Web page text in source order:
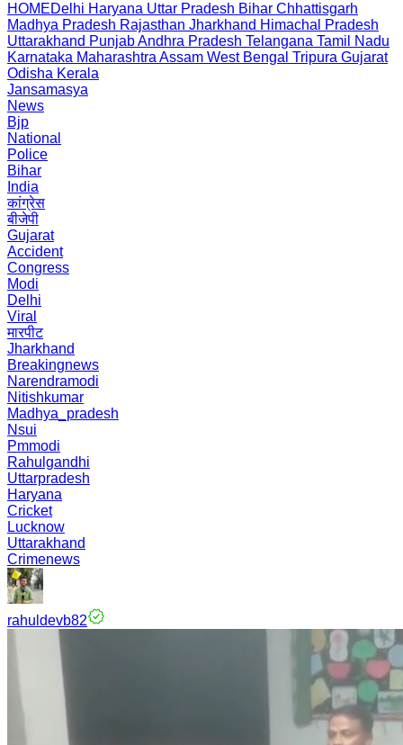
HOMEDelhi Haryana Uttar Pradesh Bihar Chhattisgarh
Madhya Pradesh Rajasthan Jharkhand Himachal Pradesh
Uttarakhand PunjabAndhra Pradesh Telangana Tamil Nadu
Karnataka Maharashtra Assam West Bengal Tripura Gujarat
Odisha Kerala
Jansamasya
News
Bjp
National
Police
Bihar
India
कांग्रेस
बीजेपी
Gujarat
Accident
Congress
Modi
Delhi
Viral
मारपीट
Jharkhand
Breakingnews
Narendramodi
Nitishkumar
Madhya_pradesh
Nsui
Pmmodi
Rahulgandhi
Uttarpradesh
Haryana
Cricket
Lucknow
Uttarakhand
Crimenews
rahuldevb82